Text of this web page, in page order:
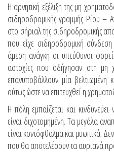
Η αρνητική εξέλιξη της μη
σιδηροδρομικής γραμμής Ρίου –
στο σήριαλ της σιδηροδρομικής
που είχε σιδηροδρομική
άμεση ανάγκη οι υπεύθυνοι
αστοχίες που οδήγησαν στη μη
επανυποβάλλουν μία βελτιωμένη
ούτως ώστε να επιτευχθεί η
Η πόλη εμπαίζεται και
είναι διχοτομημένη. Τα μεγάλα
είναι κοντόφθαλμα και μυωπικά.
που θα αποτελέσουν τα αυριανά